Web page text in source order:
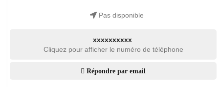
Pas disponible
xxxxxxxxxx
Cliquez pour afficher le numéro de téléphone
Répondre par email